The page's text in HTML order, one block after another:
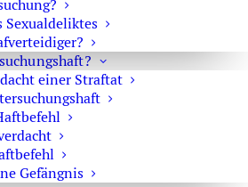
Sexualdeliktes
einer Straftat
Gefängnis
Marson
in Berlin – diskret,
wird, sollten Sie keine Zeit
in Berlin
ich Sie in allen Phasen des